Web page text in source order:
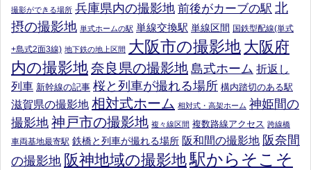
撮影ができる場所 兵庫県内の撮影地 前後がカーブの駅 北
摂の撮影地 単式ホームの駅 単線交換駅 単線区間 国鉄型配線(単式
+島式2面3線) 地下鉄の地上区間 大阪市の撮影地 大阪府
内の撮影地奈良県の撮影地 島式ホーム 折返し
列車 新幹線の記事 桜と列車が撮れる場所 構内踏切のある駅
滋賀県の撮影地 相対式ホーム 相対式・高架ホーム 神姫間の
撮影地神戸市の撮影地 複々線区間 複数路線アクセス 跨線橋
車両基地最寄駅 鉄橋と列車が撮れる場所 阪和間の撮影地 阪奈間
の撮影地 阪神地域の撮影地駅からそこそ